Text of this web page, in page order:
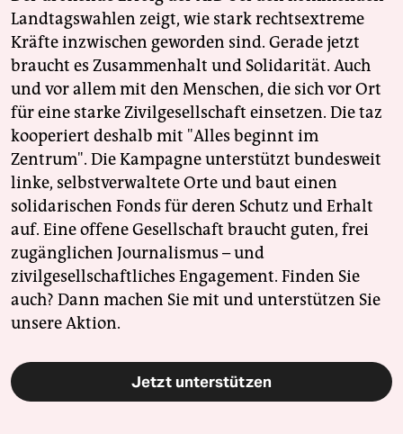
Landtagswahlen zeigt, wie stark rechtsextreme
Kräfte inzwischen geworden sind. Gerade jetzt
braucht es Zusammenhalt und Solidarität. Auch
und vor allem mit den Menschen, die sich vor Ort
für eine starke Zivilgesellschaft einsetzen. Die taz
kooperiert deshalb mit "Alles beginnt im
Zentrum". Die Kampagne unterstützt bundesweit
linke, selbstverwaltete Orte und baut einen
solidarischen Fonds für deren Schutz und Erhalt
auf. Eine offene Gesellschaft braucht guten, frei
zugänglichen Journalismus – und
zivilgesellschaftliches Engagement. Finden Sie
auch? Dann machen Sie mit und unterstützen Sie
unsere Aktion.
Jetzt unterstützen